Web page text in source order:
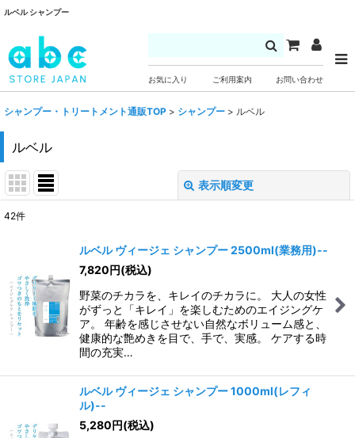
ルベル シャンプー
お気に入り ご利用案内 お問い合わせ
シャンプー・トリートメント通販TOP > シャンプー > ルベル
ルベル
表示順変更
並び順:
絞り込む
42件
ルベル ヴィージェ シャンプー 2500ml(業務用)--
7,820円(税込)
野菜のチカラを、キレイのチカラに。 大人の女性
がずっと「キレイ」を楽しむためのエイジングケ
ア。 年齢を感じさせない自然なボリューム感と、
健康的な艶めきを目で、手で、実感。 ケアする時
間の充実…
ルベル ヴィージェ シャンプー 1000ml(レフィ
ル)--
5,280円(税込)